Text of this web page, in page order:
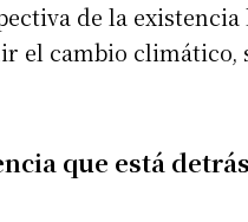
de la
el cambio climático,
que está